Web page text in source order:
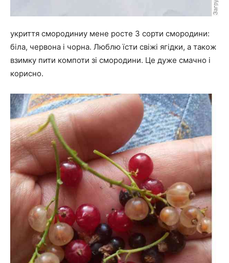
укриття смородиниу мене росте 3 сорти смородини:
біла, червона і чорна. Люблю їсти свіжі ягідки, а також
взимку пити компоти зі смородини. Це дуже смачно і
корисно.